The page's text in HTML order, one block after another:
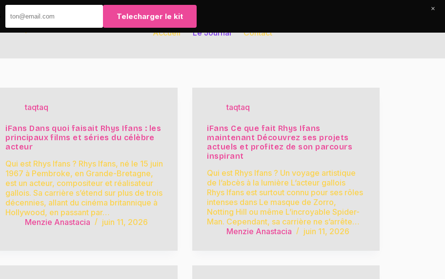
Accueil Le Journal Contact
taqtaq
iFans Dans quoi faisait Rhys Ifans : les
principaux films et séries du célèbre
acteur
Qui est Rhys Ifans ? Rhys Ifans, né le 15 juin
1967 à Pembroke, en Grande-Bretagne,
est un acteur, compositeur et réalisateur
gallois. Sa carrière s’étend sur plus de trois
décennies, allant du cinéma britannique à
Hollywood, en passant par…
Menzie Anastacia
juin 11, 2026
taqtaq
iFans Ce que fait Rhys Ifans
maintenant Découvrez ses projets
actuels et profitez de son parcours
inspirant
Qui est Rhys Ifans ? Un voyage artistique
de l’abcès à la lumière L’acteur gallois
Rhys Ifans est surtout connu pour ses rôles
intenses dans Le masque de Zorro,
Notting Hill ou même L’incroyable Spider-
Man. Cependant, sa carrière ne s’arrête…
Menzie Anastacia
juin 11, 2026
Telecharger le kit
×